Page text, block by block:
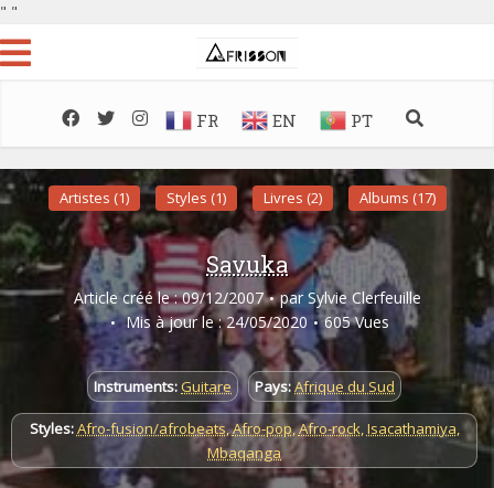
" "
FR EN PT
Artistes (1) Styles (1) Livres (2) Albums (17)
Savuka
Article créé le : 09/12/2007 par Sylvie Clerfeuille
Mis à jour le : 24/05/2020
605 Vues
Instruments:Guitare Pays:Afrique du Sud
Styles:Afro-fusion/afrobeats,Afro-pop,Afro-rock,Isacathamiya,
Mbaqanga